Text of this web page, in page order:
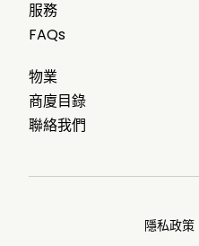
服務
FAQs
物業
商廈目錄
聯絡我們
隱私政策